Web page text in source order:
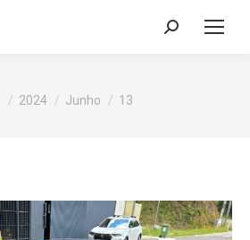
Search:
here:
2024 Junho 13